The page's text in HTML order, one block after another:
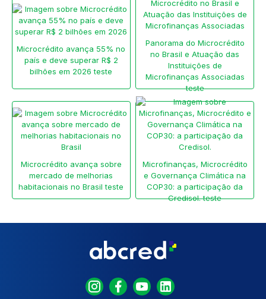
Microcrédito avança 55% no
país e deve superar R$ 2
bilhões em 2026 teste
Panorama do Microcrédito
no Brasil e Atuação das
Instituições de
Microfinanças Associadas
teste
Microcrédito avança sobre
mercado de melhorias
habitacionais no Brasil teste
Microfinanças, Microcrédito
e Governança Climática na
COP30: a participação da
Credisol. teste